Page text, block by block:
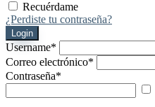
Recuérdame
¿Perdiste tu contraseña?
Login
Username*
Correo electrónico*
Contraseña*